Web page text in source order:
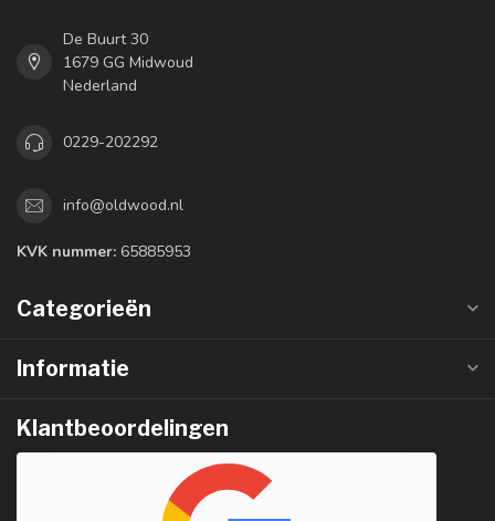
De Buurt 30
1679 GG Midwoud
Nederland
0229-202292
info@oldwood.nl
KVK nummer: 65885953
Categorieën
Informatie
Klantbeoordelingen